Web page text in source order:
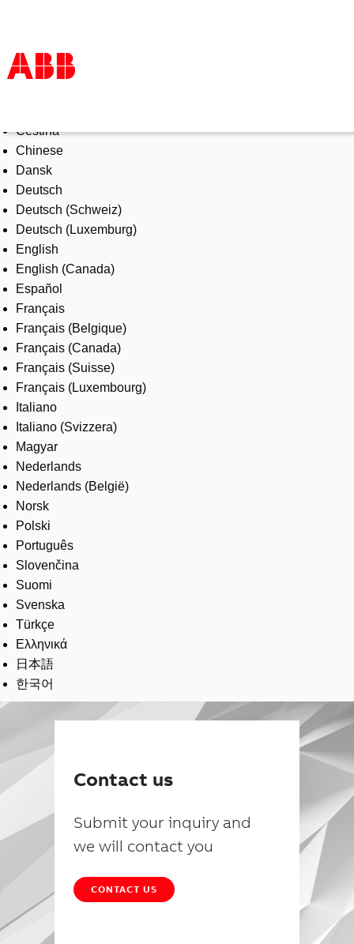
Products & Solutions
Industries
Services
About us
Where to buy
Contact us
Careers
Čeština
Chinese
Dansk
Deutsch
Deutsch (Schweiz)
Deutsch (Luxemburg)
English
English (Canada)
Español
Français
Français (Belgique)
Français (Canada)
Français (Suisse)
Français (Luxembourg)
Italiano
Italiano (Svizzera)
Magyar
Nederlands
Nederlands (België)
Norsk
Polski
Português
Slovenčina
Suomi
Svenska
Türkçe
Ελληνικά
日本語
한국어
Contact us
Submit your inquiry and
we will contact you
CONTACT US